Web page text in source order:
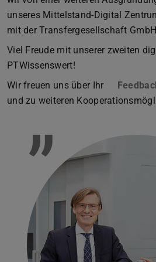
unseres Mittelstand-Digital
mit der Transfergesellschaft
Viel Freude mit unserer zweiten
PTWissenswert!
Wir freuen uns über Ihr
und zu weiteren
”